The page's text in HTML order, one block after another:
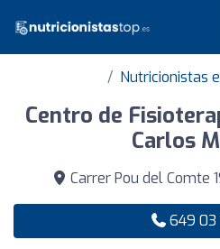
Nutricionistas
Centro de
Carlos
Carrer Pou del Comte
649 03